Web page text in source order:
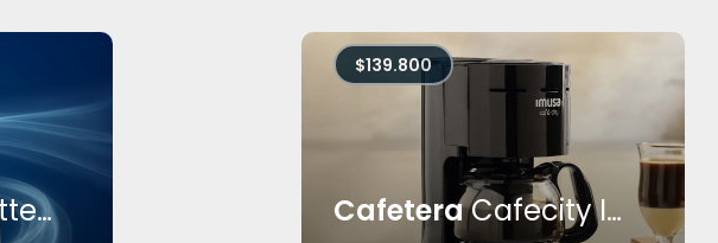
$139.800
CafeteraCafecity Imusa